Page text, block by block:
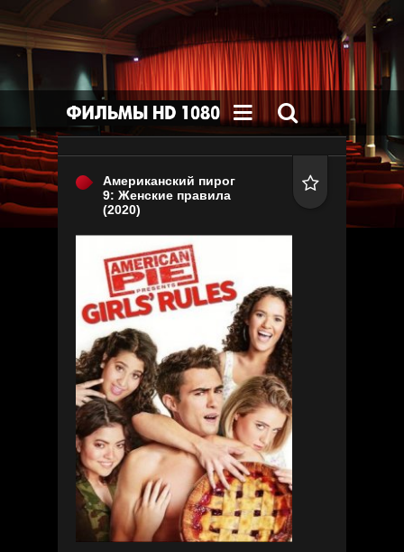
 
Американский пирог
9: Женские правила
(2020)
